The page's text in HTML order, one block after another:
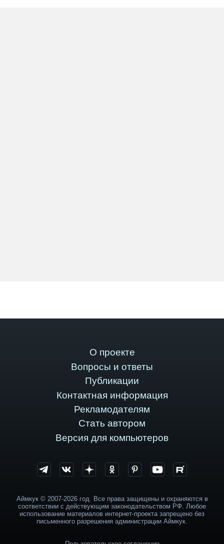
О проекте
Вопросы и ответы
Публикации
Контактная информация
Рекламодателям
Стать автором
Версия для компьютеров
Аймкук © 2007-2026 год. Все права защищены и охраняются в
соответствии с действующим законодательством РФ. Любое
использование материалов интернет-проекта запрещено без
письменного разрешения администрации Аймкук.